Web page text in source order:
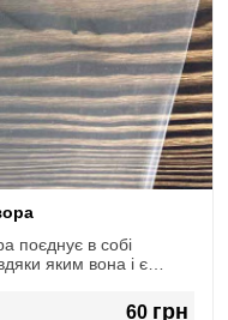
поєднує в собі
яким вона і є
60 грн